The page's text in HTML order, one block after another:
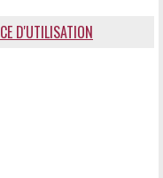
D'UTILISATION